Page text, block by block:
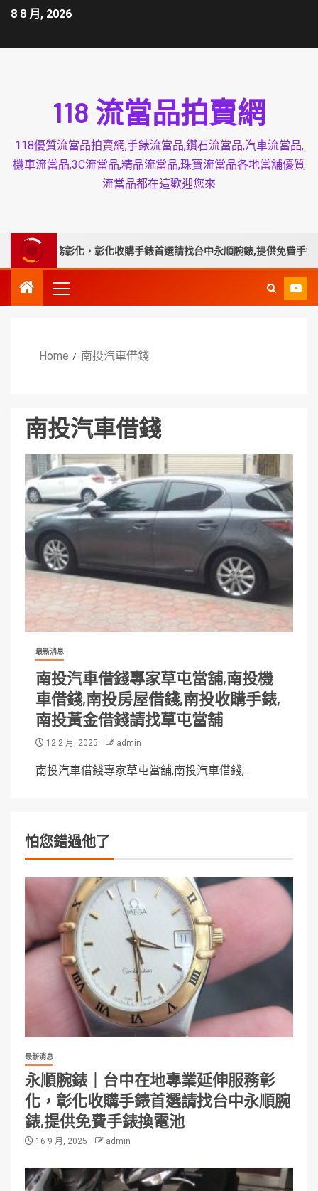
8 8 月, 2026
118 流當品拍賣網
118優質流當品拍賣網,手錶流當品,鑽石流當品,汽車流當品,
機車流當品,3C流當品,精品流當品,珠寶流當品各地當舖優質
流當品都在這歡迎您來
延伸服務彰化，彰化收購手錶首選請找台中永順腕錶,提供免費手錶換
Home 南投汽車借錢
南投汽車借錢
最新消息
南投汽車借錢專家草屯當舖,南投機
車借錢,南投房屋借錢,南投收購手錶,
南投黃金借錢請找草屯當舖
12 2 月, 2025 admin
南投汽車借錢專家草屯當舖,南投汽車借錢,...
怕您錯過他了
最新消息
永順腕錶｜台中在地專業延伸服務彰
化，彰化收購手錶首選請找台中永順腕
錶,提供免費手錶換電池
16 9 月, 2025 admin